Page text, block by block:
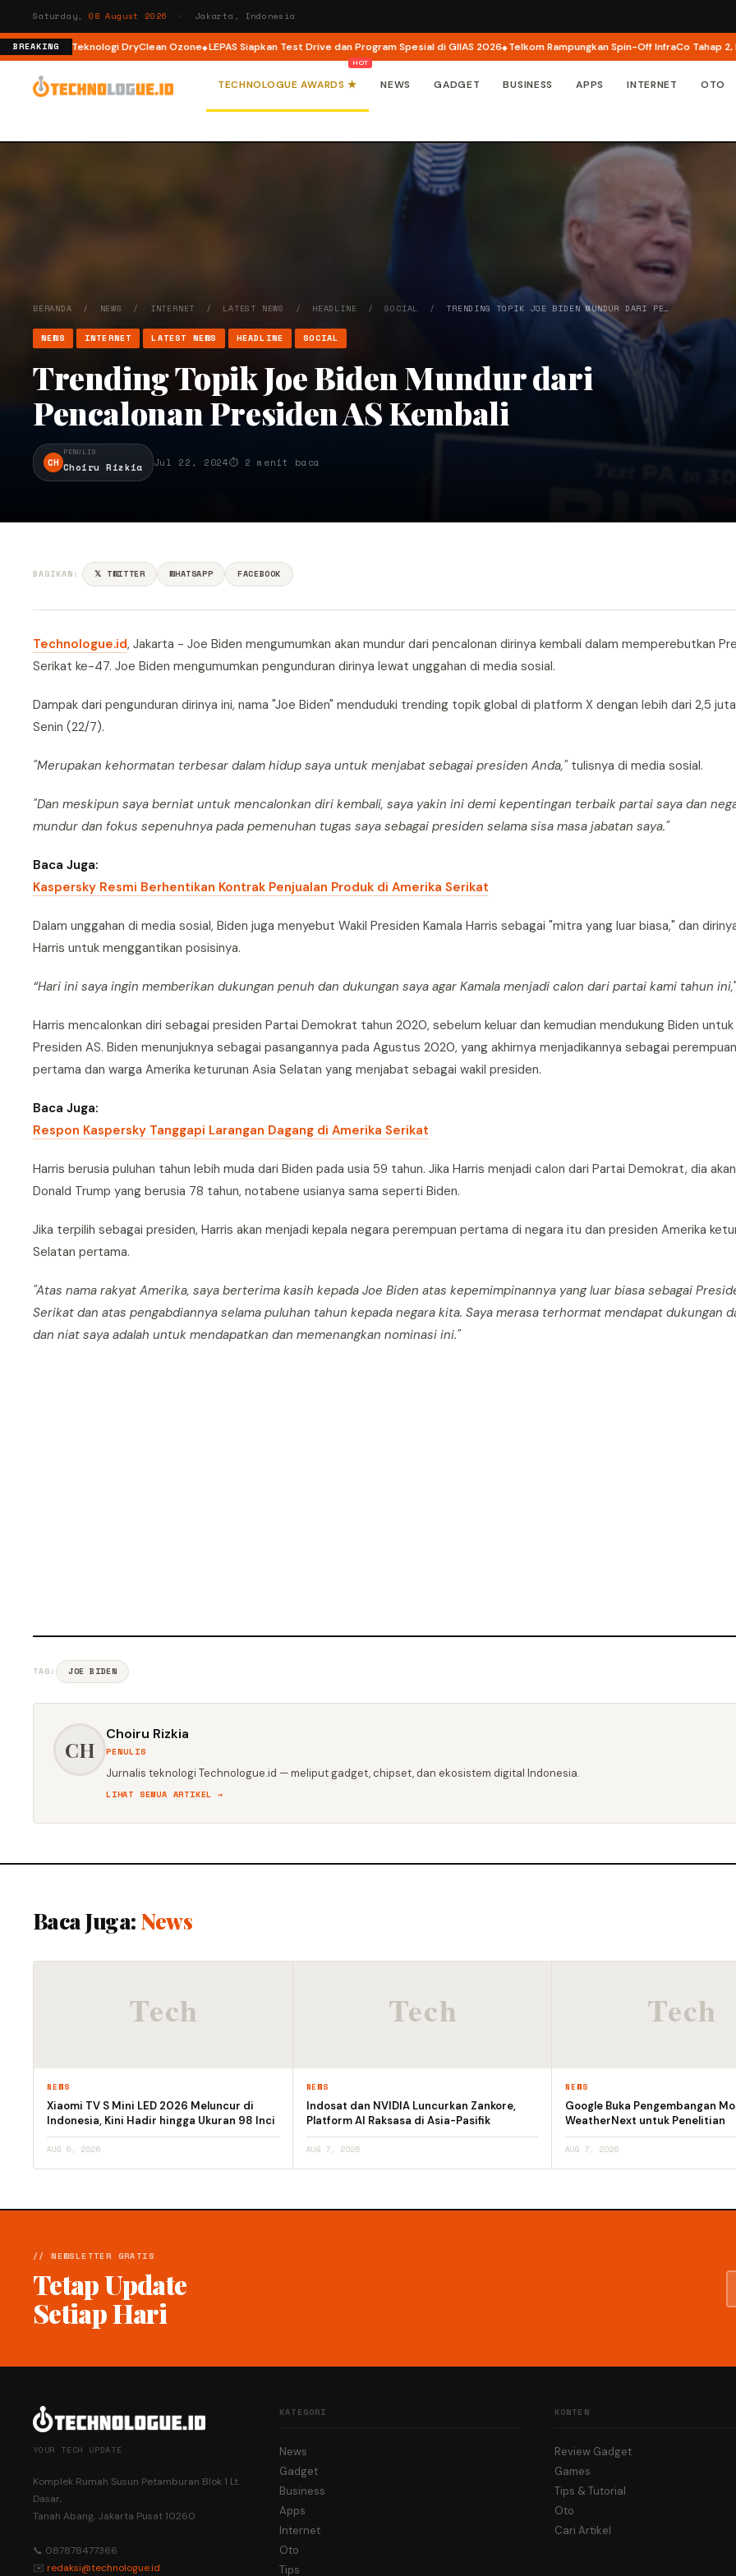
Saturday, 08 August 2026 · Jakarta, Indonesia
BREAKINGTeknologi DryClean Ozone LEPAS Siapkan Test Drive dan Program Spesial di GIIAS 2026 Telkom Rampungkan Spin-Off InfraCo Tahap 2,
TECHNOLOGUE AWARDS ★ NEWS GADGET BUSINESS APPS INTERNET OTO
BERANDA / NEWS / INTERNET / LATEST NEWS / HEADLINE /SOCIAL / TRENDING TOPIK JOE BIDEN MUNDUR DARI PE…
NEWS INTERNET LATEST NEWS HEADLINE SOCIAL
Trending Topik Joe Biden Mundur dari
Pencalonan Presiden AS Kembali
CH
PENULIS
Choiru Rizkia Jul 22, 2024⏱ 2 menit baca
BAGIKAN: 𝕏 TWITTER WHATSAPP FACEBOOK
Technologue.id, Jakarta - Joe Biden mengumumkan akan mundur dari pencalonan dirinya kembali dalam memperebutkan
Serikat ke-47. Joe Biden mengumumkan pengunduran dirinya lewat unggahan di media sosial.
Dampak dari pengunduran dirinya ini, nama "Joe Biden" menduduki trending topik global di platform X dengan lebih dari 2,5
Senin (22/7).
"Merupakan kehormatan terbesar dalam hidup saya untuk menjabat sebagai presiden Anda,"tulisnya di media sosial.
"Dan meskipun saya berniat untuk mencalonkan diri kembali, saya yakin ini demi kepentingan terbaik partai saya dan
mundur dan fokus sepenuhnya pada pemenuhan tugas saya sebagai presiden selama sisa masa jabatan saya."
Baca Juga:
Kaspersky Resmi Berhentikan Kontrak Penjualan Produk di Amerika Serikat
Dalam unggahan di media sosial, Biden juga menyebut Wakil Presiden Kamala Harris sebagai "mitra yang luar biasa," dan
Harris untuk menggantikan posisinya.
“Hari ini saya ingin memberikan dukungan penuh dan dukungan saya agar Kamala menjadi calon dari partai kami tahun ini,
Harris mencalonkan diri sebagai presiden Partai Demokrat tahun 2020, sebelum keluar dan kemudian mendukung Biden untuk
Presiden AS. Biden menunjuknya sebagai pasangannya pada Agustus 2020, yang akhirnya menjadikannya sebagai
pertama dan warga Amerika keturunan Asia Selatan yang menjabat sebagai wakil presiden.
Baca Juga:
Respon Kaspersky Tanggapi Larangan Dagang di Amerika Serikat
Harris berusia puluhan tahun lebih muda dari Biden pada usia 59 tahun. Jika Harris menjadi calon dari Partai Demokrat, dia
Donald Trump yang berusia 78 tahun, notabene usianya sama seperti Biden.
Jika terpilih sebagai presiden, Harris akan menjadi kepala negara perempuan pertama di negara itu dan presiden Amerika
Selatan pertama.
"Atas nama rakyat Amerika, saya berterima kasih kepada Joe Biden atas kepemimpinannya yang luar biasa sebagai
Serikat dan atas pengabdiannya selama puluhan tahun kepada negara kita. Saya merasa terhormat mendapat dukungan
dan niat saya adalah untuk mendapatkan dan memenangkan nominasi ini."
TAG: JOE BIDEN
CH
Choiru Rizkia
PENULIS
Jurnalis teknologi Technologue.id — meliput gadget, chipset, dan ekosistem digital Indonesia.
LIHAT SEMUA ARTIKEL →
Baca Juga: News
NEWS
Xiaomi TV S Mini LED 2026 Meluncur di
Indonesia, Kini Hadir hingga Ukuran 98 Inci
AUG 6, 2026
NEWS
Indosat dan NVIDIA Luncurkan Zankore,
Platform AI Raksasa di Asia-Pasifik
AUG 7, 2026
NEWS
Google Buka Pengembangan
WeatherNext untuk Penelitian
AUG 7, 2026
// NEWSLETTER GRATIS
Tetap Update
Setiap Hari
YOUR TECH UPDATE
Komplek Rumah Susun Petamburan Blok 1 Lt.
Dasar,
Tanah Abang, Jakarta Pusat 10260
📞 087878477366
✉️ redaksi@technologue.id
KATEGORI
News
Gadget
Business
Apps
Internet
Oto
Tips
KONTEN
Review Gadget
Games
Tips & Tutorial
Oto
Cari Artikel